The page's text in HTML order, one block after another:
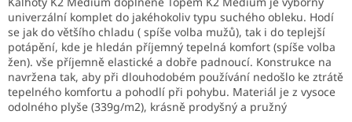
univerzální komplet do jakéhokoliv typu suchého obleku. Hodí
se jak do většího chladu ( spíše volba mužů), tak i do teplejší
potápění, kde je hledán příjemný tepelná komfort (spíše volba
žen). vše příjemně elastické a dobře padnoucí. Konstrukce na
navržena tak, aby při dlouhodobém používání nedošlo ke ztrátě
tepelného komfortu a pohodlí při pohybu. Materiál je z vysoce
odolného plyše (339g/m2), krásně prodyšný a pružný